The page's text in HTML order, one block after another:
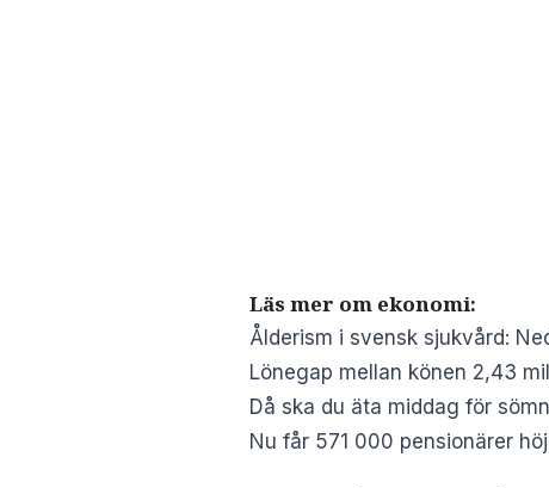
Läs mer om ekonomi:
Ålderism i svensk sjukvård:
Lönegap mellan könen 2,43
Då ska du äta middag för
Nu får 571 000 pensionärer